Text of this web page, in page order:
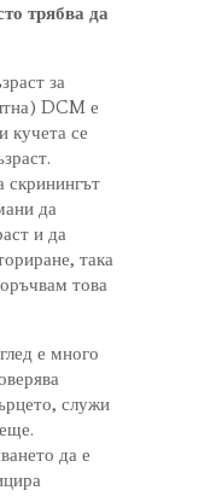
трябва да
за
DCM е
кучета се
скринингът
да
и да
така
това
е много
служи
да е